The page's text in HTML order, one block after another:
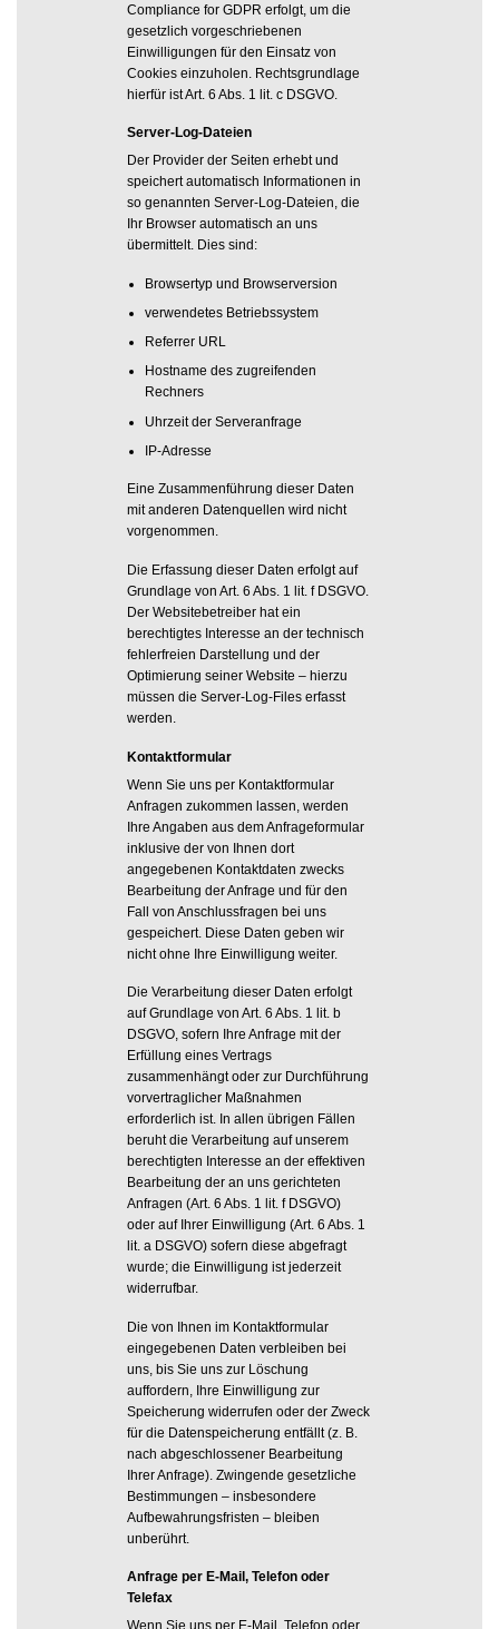
Compliance for GDPR erfolgt, um die
gesetzlich vorgeschriebenen
Einwilligungen für den Einsatz von
Cookies einzuholen. Rechtsgrundlage
hierfür ist Art. 6 Abs. 1 lit. c DSGVO.
Server-Log-Dateien
Der Provider der Seiten erhebt und
speichert automatisch Informationen in
so genannten Server-Log-Dateien, die
Ihr Browser automatisch an uns
übermittelt. Dies sind:
Browsertyp und Browserversion
verwendetes Betriebssystem
Referrer URL
Hostname des zugreifenden
Rechners
Uhrzeit der Serveranfrage
IP-Adresse
Eine Zusammenführung dieser Daten
mit anderen Datenquellen wird nicht
vorgenommen.
Die Erfassung dieser Daten erfolgt auf
Grundlage von Art. 6 Abs. 1 lit. f DSGVO.
Der Websitebetreiber hat ein
berechtigtes Interesse an der technisch
fehlerfreien Darstellung und der
Optimierung seiner Website – hierzu
müssen die Server-Log-Files erfasst
werden.
Kontaktformular
Wenn Sie uns per Kontaktformular
Anfragen zukommen lassen, werden
Ihre Angaben aus dem Anfrageformular
inklusive der von Ihnen dort
angegebenen Kontaktdaten zwecks
Bearbeitung der Anfrage und für den
Fall von Anschlussfragen bei uns
gespeichert. Diese Daten geben wir
nicht ohne Ihre Einwilligung weiter.
Die Verarbeitung dieser Daten erfolgt
auf Grundlage von Art. 6 Abs. 1 lit. b
DSGVO, sofern Ihre Anfrage mit der
Erfüllung eines Vertrags
zusammenhängt oder zur Durchführung
vorvertraglicher Maßnahmen
erforderlich ist. In allen übrigen Fällen
beruht die Verarbeitung auf unserem
berechtigten Interesse an der effektiven
Bearbeitung der an uns gerichteten
Anfragen (Art. 6 Abs. 1 lit. f DSGVO)
oder auf Ihrer Einwilligung (Art. 6 Abs. 1
lit. a DSGVO) sofern diese abgefragt
wurde; die Einwilligung ist jederzeit
widerrufbar.
Die von Ihnen im Kontaktformular
eingegebenen Daten verbleiben bei
uns, bis Sie uns zur Löschung
auffordern, Ihre Einwilligung zur
Speicherung widerrufen oder der Zweck
für die Datenspeicherung entfällt (z. B.
nach abgeschlossener Bearbeitung
Ihrer Anfrage). Zwingende gesetzliche
Bestimmungen – insbesondere
Aufbewahrungsfristen – bleiben
unberührt.
Anfrage per E-Mail, Telefon oder
Telefax